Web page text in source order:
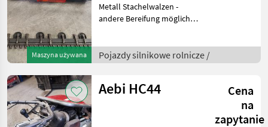
Maszyna używana
Metall Stachelwalzen -
andere Bereifung möglich,
stufenloser hydrostatischer
Antrieb, 1 Zylinder,
Pojazdy silnikowe rolnicze /
Aebi HC44
Cena
na
zapytanie